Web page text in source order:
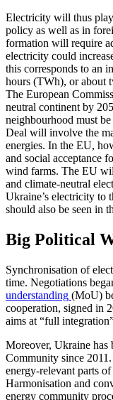
Electricity will thus
policy as well as in
formation will require
electricity could
this corresponds to an
hours (TWh), or about
The European
neutral con­tinent by
neighbourhood must
Deal will involve the
energies. In the EU,
and social acceptance
wind farms. The EU
and cli­mate-neutral
Ukraine’s electricity to
should also be seen in
Big Political
Synchronisation of
time. Nego­tiations
understanding (MoU)
cooperation, signed in
aims at “full
Moreover, Ukraine has
Community since
energy-relevant parts
Harmonisation and
energy community